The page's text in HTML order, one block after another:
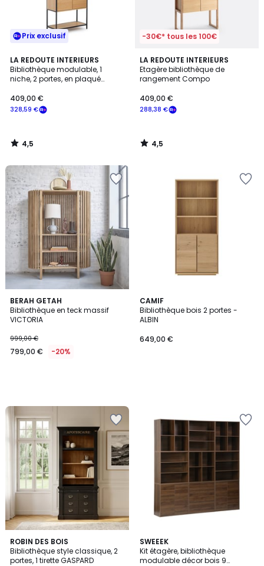
Prix exclusif
LA REDOUTE INTERIEURS
Bibliothèque modulable, 1
niche, 2 portes, en plaqué
328,59 €
409,00 €
4,5
/ 5
4,5
/
-30€* tous les 100€
LA REDOUTE INTERIEURS
Etagère bibliothèque de
rangement Compo
288,38 €
409,00 €
4,5
/ 5
4,5
/
BERAH GETAH
Bibliothèque en teck massif
VICTORIA
999,00 €
799,00 € -20%
CAMIF
Bibliothèque bois 2 portes -
ALBIN
649,00 €
ROBIN DES BOIS
Bibliothèque style classique, 2
portes, 1 tirette GASPARD
SWEEEK
Kit étagère, bibliothèque
modulable décor bois 9
3
/
5
2
Couleurs